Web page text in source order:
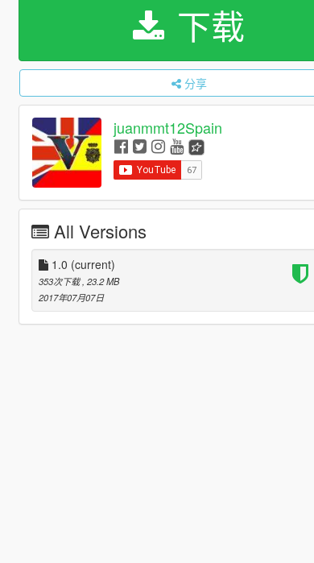
下载
分享
juanmmt12Spain
All Versions
1.0 (current)
353次下载 , 23.2 MB
2017年07月07日